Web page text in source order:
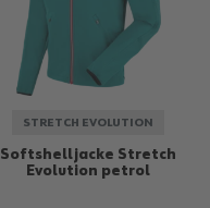
STRETCH EVOLUTION
Softshelljacke Stretch
Evolution petrol